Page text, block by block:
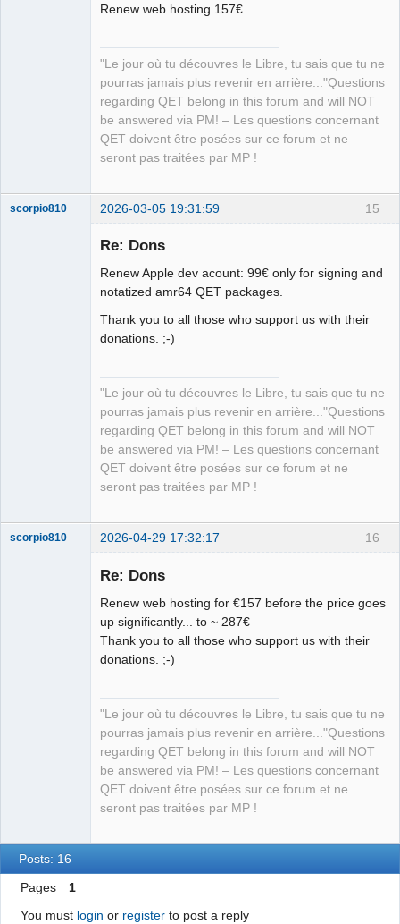
Renew web hosting 157€
"Le jour où tu découvres le Libre, tu sais que tu ne
pourras jamais plus revenir en arrière..."Questions
regarding QET belong in this forum and will NOT
be answered via PM! – Les questions concernant
QET doivent être posées sur ce forum et ne
seront pas traitées par MP !
15
scorpio810 2026-03-05 19:31:59
Re: Dons
Renew Apple dev acount: 99€ only for signing and
notatized amr64 QET packages.
Thank you to all those who support us with their
donations. ;-)
"Le jour où tu découvres le Libre, tu sais que tu ne
pourras jamais plus revenir en arrière..."Questions
regarding QET belong in this forum and will NOT
be answered via PM! – Les questions concernant
QET doivent être posées sur ce forum et ne
seront pas traitées par MP !
16
scorpio810 2026-04-29 17:32:17
Re: Dons
Renew web hosting for €157 before the price goes
up significantly... to ~ 287€
Thank you to all those who support us with their
donations. ;-)
"Le jour où tu découvres le Libre, tu sais que tu ne
pourras jamais plus revenir en arrière..."Questions
regarding QET belong in this forum and will NOT
be answered via PM! – Les questions concernant
QET doivent être posées sur ce forum et ne
seront pas traitées par MP !
Posts: 16
Pages
1
You must login or registerto post a reply